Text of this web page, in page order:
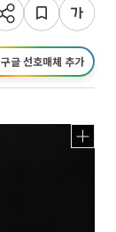
구글 선호매체 추가